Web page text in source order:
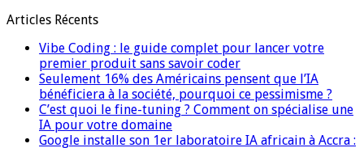
Articles Récents
Vibe Coding : le guide complet pour lancer votre
premier produit sans savoir coder
Seulement 16% des Américains pensent que l’IA
bénéficiera à la société, pourquoi ce pessimisme ?
C’est quoi le fine-tuning ? Comment on spécialise une
IA pour votre domaine
Google installe son 1er laboratoire IA africain à Accra :